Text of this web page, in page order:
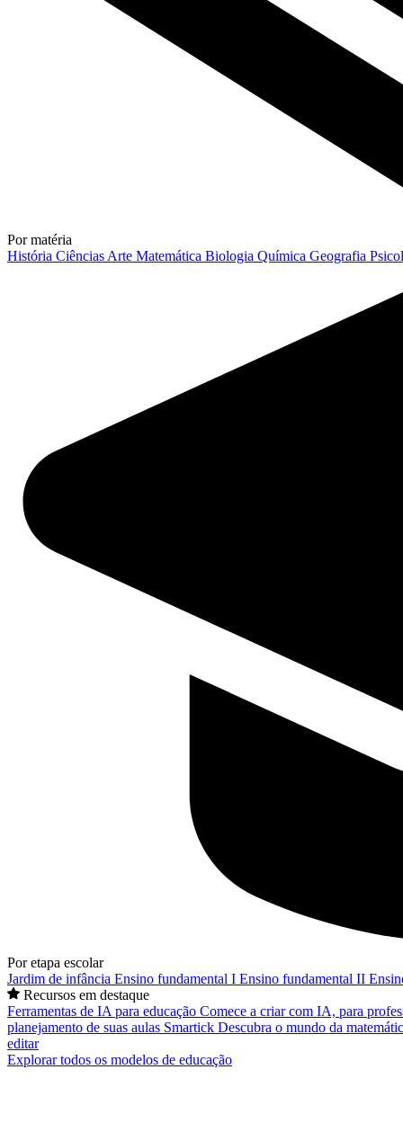
Por matéria
História Ciências Arte Matemática Biologia Química Geografia
Por etapa escolar
Jardim de infância Ensino fundamental I Ensino fundamental II
Recursos em destaque
Ferramentas de IA para educação Comece a criar com IA, para
planejamento de suas aulas Smartick Descubra o mundo da
editar
Explorar todos os modelos de educação